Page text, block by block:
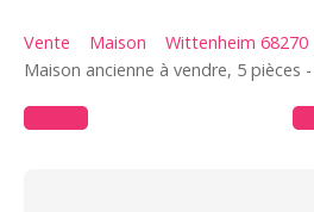
Vente Maison
Wittenheim 68270
Maison ancienne à vendre, 5 pièces